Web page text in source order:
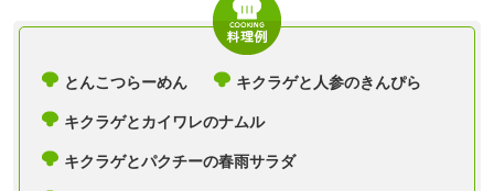
とんこつらーめん キクラゲと人参のきんぴら
キクラゲとカイワレのナムル
キクラゲとパクチーの春雨サラダ